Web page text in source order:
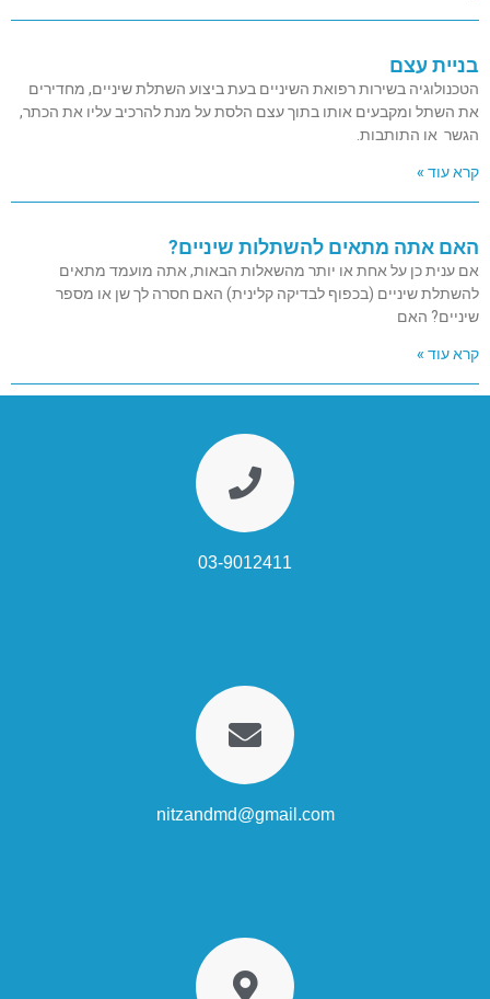
בניית עצם
הטכנולוגיה בשירות רפואת השיניים בעת ביצוע השתלת שיניים, מחדירים
את השתל ומקבעים אותו בתוך עצם הלסת על מנת להרכיב עליו את הכתר,
הגשר או התותבות.
קרא עוד »
האם אתה מתאים להשתלות שיניים?
אם ענית כן על אחת או יותר מהשאלות הבאות, אתה מועמד מתאים
להשתלת שיניים (בכפוף לבדיקה קלינית) האם חסרה לך שן או מספר
שיניים? האם
קרא עוד »
03-9012411
nitzandmd@gmail.com